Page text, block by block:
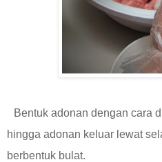
Bentuk adonan dengan cara
hingga adonan keluar lewat
berbentuk bulat.